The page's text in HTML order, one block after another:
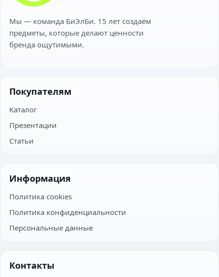
Мы — команда БиЭлБи. 15 лет создаём
предметы, которые делают ценности
бренда ощутимыми.
Покупателям
Каталог
Презентации
Статьи
Информация
Политика cookies
Политика конфиденциальности
Персональные данные
Контакты